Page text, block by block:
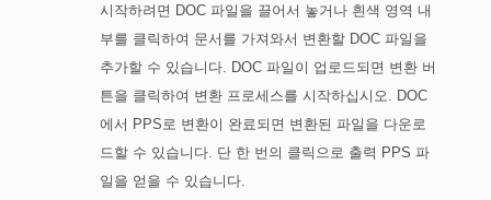
시작하려면 DOC 파일을 끌어서 놓거나 흰색 영역 내
부를 클릭하여 문서를 가져와서 변환할 DOC 파일을
추가할 수 있습니다. DOC 파일이 업로드되면 변환 버
튼을 클릭하여 변환 프로세스를 시작하십시오. DOC
에서 PPS로 변환이 완료되면 변환된 파일을 다운로
드할 수 있습니다. 단 한 번의 클릭으로 출력 PPS 파
일을 얻을 수 있습니다.